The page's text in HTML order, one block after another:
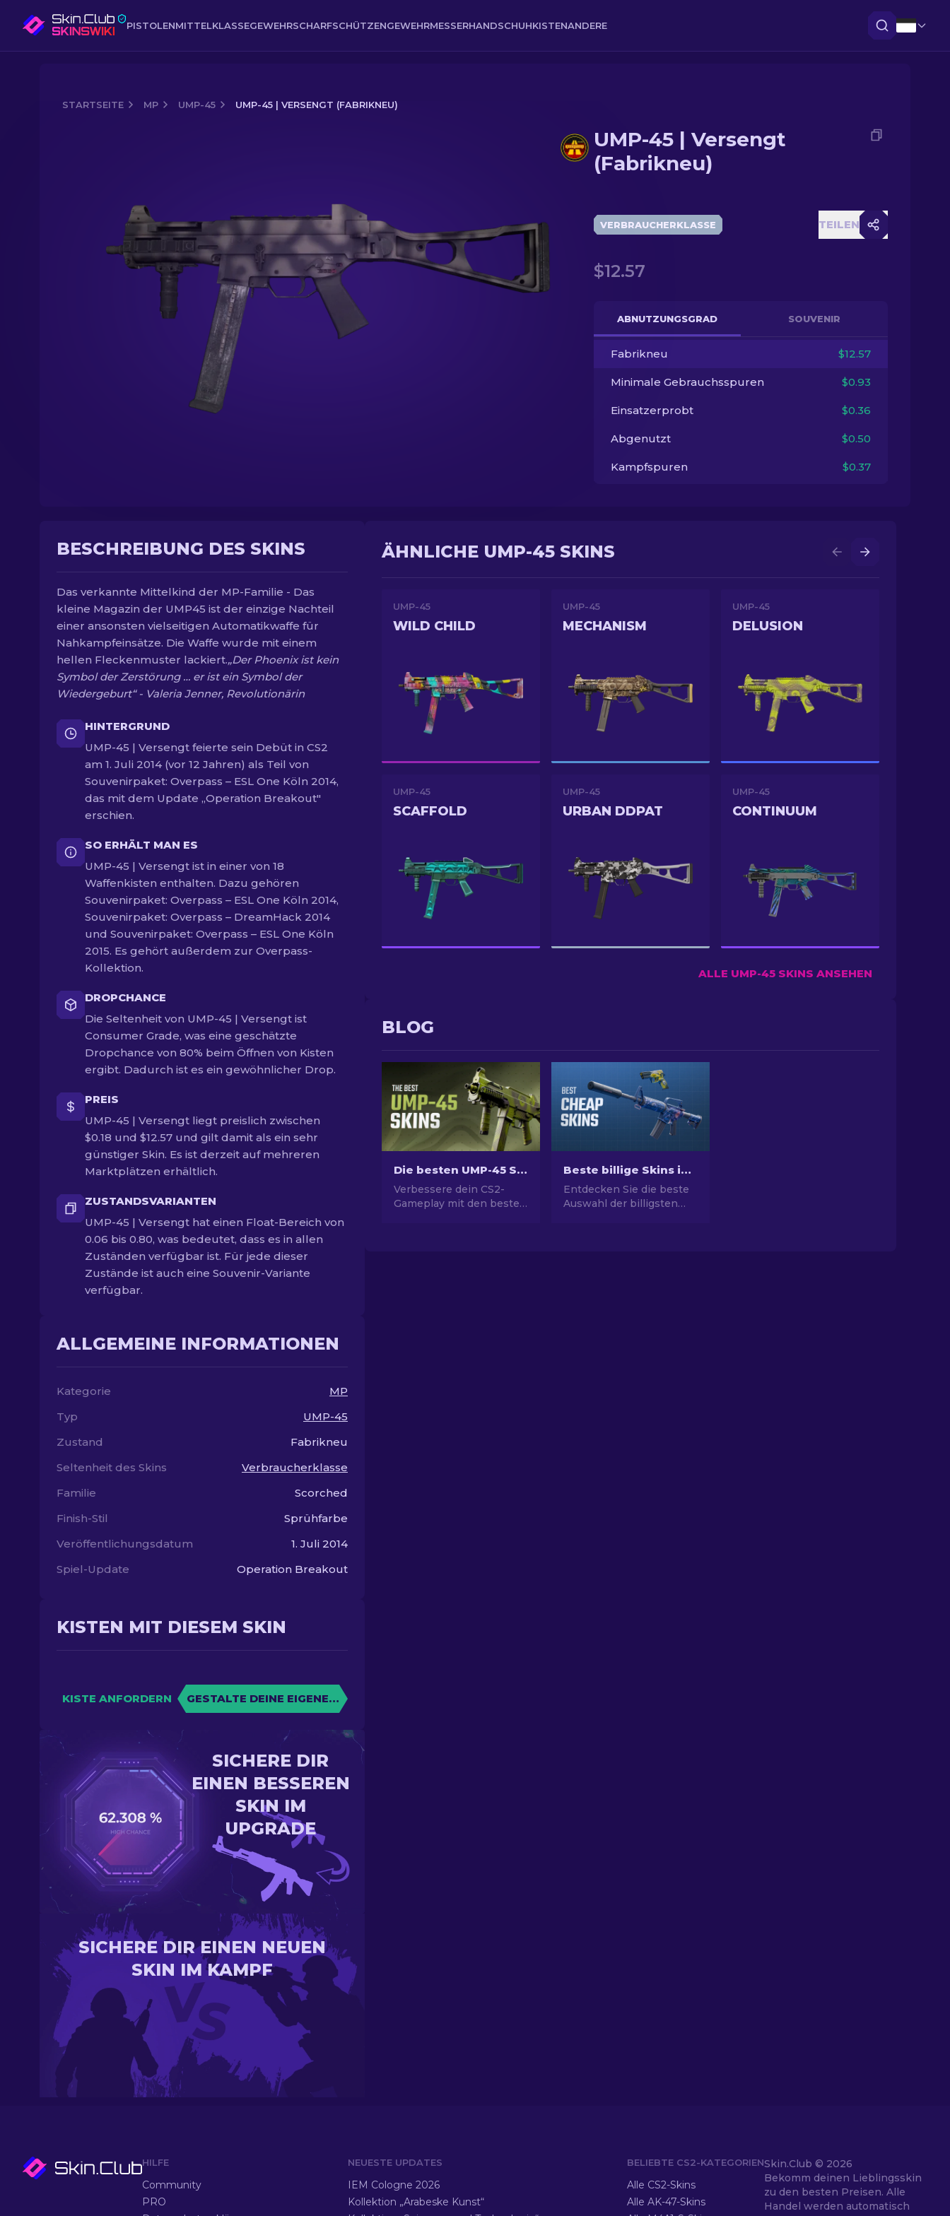
PISTOLENMITTELKLASSEGEWEHRSCHARFSCHÜTZENGEWEHRMESSERHANDSCHUHKISTENANDERE
STARTSEITE MP UMP-45 UMP-45 | VERSENGT (FABRIKNEU)
UMP-45 | Versengt
(Fabrikneu)
VERBRAUCHERKLASSE TEILEN
$12.57
ABNUTZUNGSGRAD SOUVENIR
Fabrikneu $12.57
Minimale Gebrauchsspuren $0.93
Einsatzerprobt $0.36
Abgenutzt $0.50
Kampfspuren $0.37
BESCHREIBUNG DES SKINS
Das verkannte Mittelkind der MP-Familie - Das
kleine Magazin der UMP45 ist der einzige Nachteil
einer ansonsten vielseitigen Automatikwaffe für
Nahkampfeinsätze. Die Waffe wurde mit einem
hellen Fleckenmuster lackiert.„Der Phoenix ist kein
Symbol der Zerstörung … er ist ein Symbol der
Wiedergeburt“ - Valeria Jenner, Revolutionärin
HINTERGRUND
UMP-45 | Versengt feierte sein Debüt in CS2
am 1. Juli 2014 (vor 12 Jahren) als Teil von
Souvenirpaket: Overpass – ESL One Köln 2014,
das mit dem Update „Operation Breakout"
erschien.
SO ERHÄLT MAN ES
UMP-45 | Versengt ist in einer von 18
Waffenkisten enthalten. Dazu gehören
Souvenirpaket: Overpass – ESL One Köln 2014,
Souvenirpaket: Overpass – DreamHack 2014
und Souvenirpaket: Overpass – ESL One Köln
2015. Es gehört außerdem zur Overpass-
Kollektion.
DROPCHANCE
Die Seltenheit von UMP-45 | Versengt ist
Consumer Grade, was eine geschätzte
Dropchance von 80% beim Öffnen von Kisten
ergibt. Dadurch ist es ein gewöhnlicher Drop.
PREIS
UMP-45 | Versengt liegt preislich zwischen
$0.18 und $12.57 und gilt damit als ein sehr
günstiger Skin. Es ist derzeit auf mehreren
Marktplätzen erhältlich.
ZUSTANDSVARIANTEN
UMP-45 | Versengt hat einen Float-Bereich von
0.06 bis 0.80, was bedeutet, dass es in allen
Zuständen verfügbar ist. Für jede dieser
Zustände ist auch eine Souvenir-Variante
verfügbar.
ALLGEMEINE INFORMATIONEN
Kategorie
MP
Typ
UMP-45
Zustand
Fabrikneu
Seltenheit des Skins
Verbraucherklasse
Familie
Scorched
Finish-Stil
Sprühfarbe
Veröffentlichungsdatum
1. Juli 2014
Spiel-Update
Operation Breakout
KISTEN MIT DIESEM SKIN
KISTE ANFORDERN GESTALTE DEINE EIGENE KISTE
SICHERE DIR
EINEN BESSEREN
SKIN IM
UPGRADE
SICHERE DIR EINEN NEUEN
SKIN IM KAMPF
ÄHNLICHE UMP-45 SKINS
UMP-45
WILD CHILD
UMP-45
MECHANISM
UMP-45
DELUSION
UMP-45
SCAFFOLD
UMP-45
URBAN DDPAT
UMP-45
CONTINUUM
ALLE UMP-45 SKINS ANSEHEN
BLOG
Die besten UMP-45 Skins in CS2 [2026]
Verbessere dein CS2-
Gameplay mit den besten
Beste billige Skins in CS2 [2026]
Entdecken Sie die beste
Auswahl der billigsten
HILFE
Community
PRO
NEUESTE UPDATES
IEM Cologne 2026
Kollektion „Arabeske Kunst“
BELIEBTE CS2-KATEGORIEN
Alle CS2-Skins
Alle AK-47-Skins
Skin.Club © 2026
Bekomm deinen Lieblingsskin
zu den besten Preisen. Alle
Handel werden automatisch